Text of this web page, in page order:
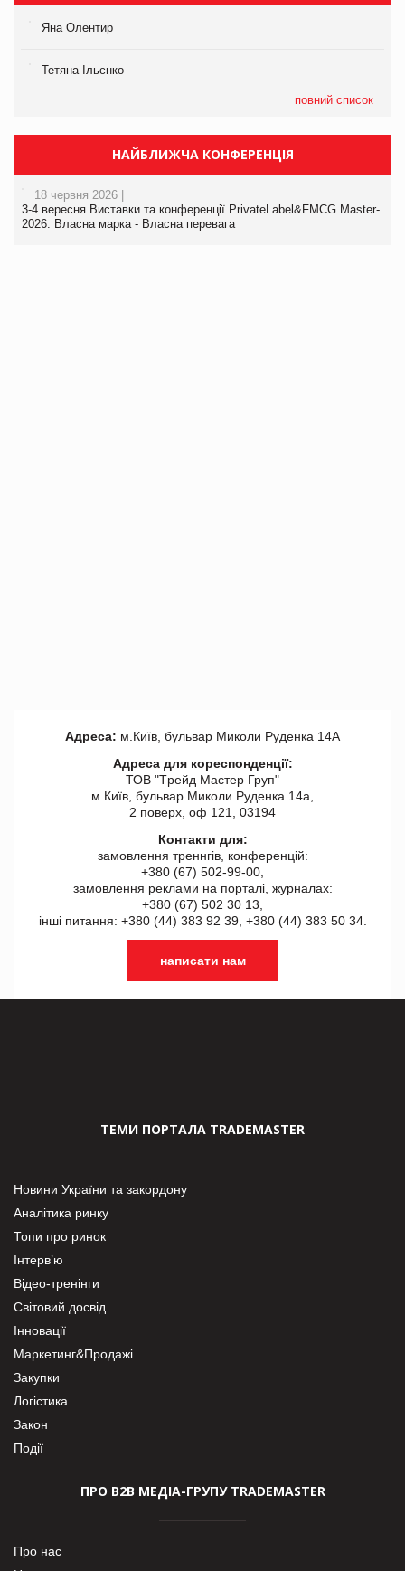
Яна Олентир
Тетяна Ільєнко
повний список
НАЙБЛИЖЧА КОНФЕРЕНЦІЯ
18 червня 2026 |
3-4 вересня Виставки та конференції PrivateLabel&FMCG Master-
2026: Власна марка - Власна перевага
Адреса: м.Київ, бульвар Миколи Руденка 14А
Адреса для кореспонденції:
ТОВ "Tрейд Мастер Груп"
м.Київ, бульвар Миколи Руденка 14а,
2 поверх, оф 121, 03194
Контакти для:
замовлення треннгів, конференцій:
+380 (67) 502-99-00,
замовлення реклами на порталі, журналах:
+380 (67) 502 30 13,
інші питання: +380 (44) 383 92 39, +380 (44) 383 50 34.
написати нам
ТЕМИ ПОРТАЛА TRADEMASTER
Новини України та закордону
Аналітика ринку
Топи про ринок
Інтерв’ю
Відео-тренінги
Світовий досвід
Інновації
Маркетинг&Продажі
Закупки
Логістика
Закон
Події
ПРО В2В МЕДІА-ГРУПУ TRADEMASTER
Про нас